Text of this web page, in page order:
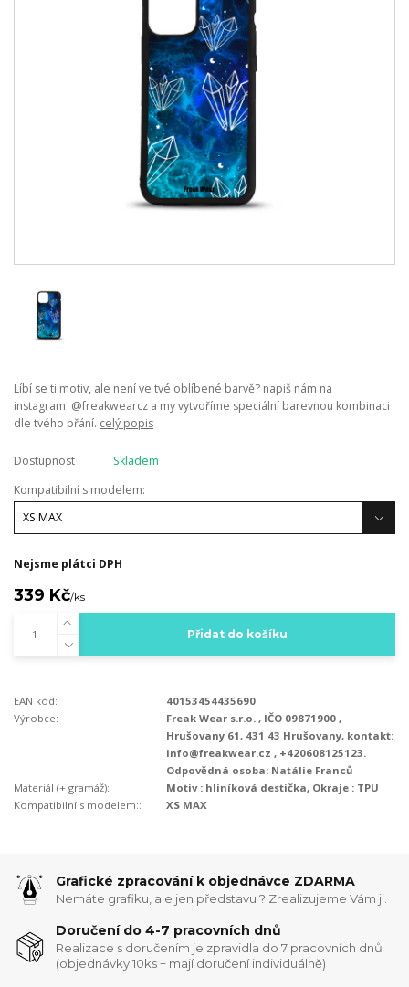
Líbí se ti motiv, ale není ve tvé oblíbené barvě? napiš nám na
instagram @freakwearcz a my vytvoříme speciální barevnou kombinaci
dle tvého přání. celý popis
Dostupnost
Skladem
Kompatibilní s modelem:
Nejsme plátci DPH
339 Kč/ks
Přidat do košíku
EAN kód:
40153454435690
Výrobce:
Freak Wear s.r.o. , IČO 09871900 ,
Hrušovany 61, 431 43 Hrušovany, kontakt:
info@freakwear.cz , +420608125123.
Odpovědná osoba: Natálie Franců
Materiál (+ gramáž):
Motiv : hliníková destička, Okraje : TPU
Kompatibilní s modelem::
XS MAX
Grafické zpracování k objednávce ZDARMA
Nemáte grafiku, ale jen představu ? Zrealizujeme Vám ji.
Doručení do 4-7 pracovních dnů
Realizace s doručením je zpravidla do 7 pracovních dnů
(objednávky 10ks + mají doručení individuálně)